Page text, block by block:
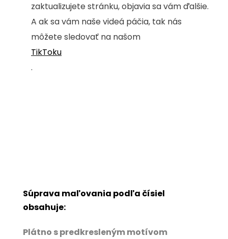
zaktualizujete stránku, objavia sa vám ďalšie.
A ak sa vám naše videá páčia, tak nás
môžete sledovať na našom
TikToku
.
Súprava maľovania podľa čísiel
obsahuje:
Plátno s predkresleným motívom